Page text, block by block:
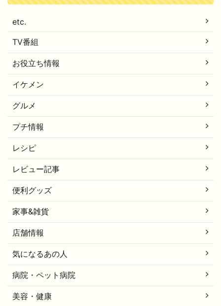
etc.
TV番組
お役立ち情報
イケメン
グルメ
プチ情報
レシピ
レビュー記事
便利グッズ
家事&雑貨
店舗情報
気になるあの人
病院・ペット病院
美容・健康